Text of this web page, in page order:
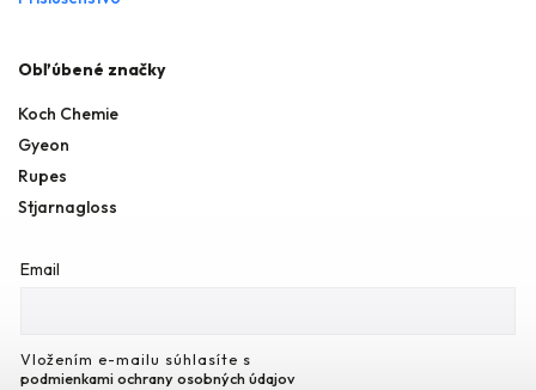
Obľúbené značky
Koch Chemie
Gyeon
Rupes
Stjarnagloss
Email
Vložením e-mailu súhlasíte s
podmienkami ochrany osobných údajov